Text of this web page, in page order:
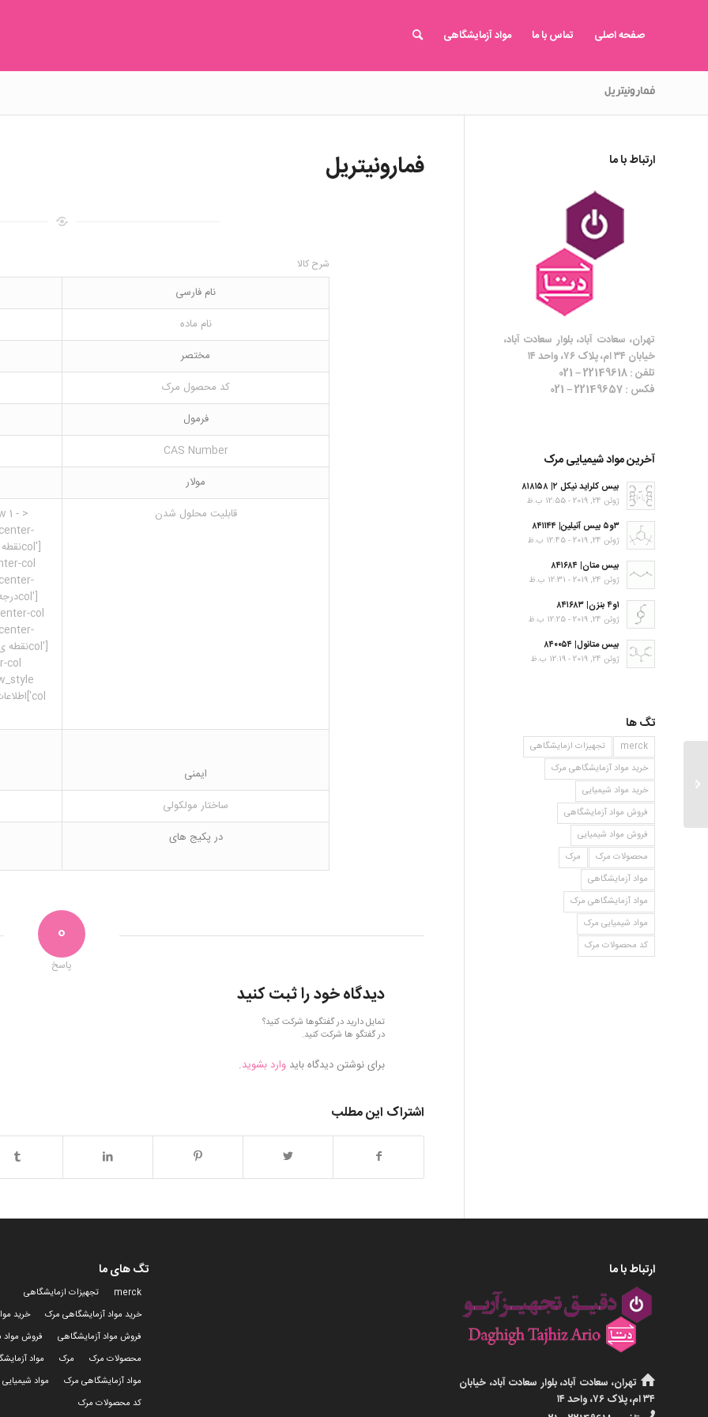
صفحه اصلی تماس با ما مواد آزمایشگاهی
فمارونیتریل
فمارونیتریل
شرح کالا
نام فارسی
نام ماده
مختصر
کد محصول مرک
فرمول
CAS Number
مولار
قابلیت محلول شدن
ایمنی
ساختار مولکولی
در پکیج های
0
پاسخ
دیدگاه خود را ثبت کنید
تمایل دارید در گفتگوها شرکت کنید؟
در گفتگو ها شرکت کنید.
برای نوشتن دیدگاه باید وارد بشوید.
اشتراک این مطلب
ارتباط با ما
تهران، سعادت آباد، بلوار سعادت آباد،
خیابان ۳۴ ام، پلاک ۷۶، واحد ۱۴
تلفن : 22149618 – 021
فکس : 22149657 – 021
آخرین مواد شیمیایی مرک
بیس کلراید نیکل ۲| ۸۱۸۱۵۸
ژوئن 24, 2019 - 12:55 ب.ظ
۳و۵ بیس آنیلین| ۸۴۱۱۴۴
ژوئن 24, 2019 - 12:45 ب.ظ
بیس متان| ۸۴۱۶۸۴
ژوئن 24, 2019 - 12:31 ب.ظ
۱و۴ بنزن| ۸۴۱۶۸۳
ژوئن 24, 2019 - 12:25 ب.ظ
بیس متانول| ۸۴۰۰۵۴
ژوئن 24, 2019 - 12:19 ب.ظ
تگ ها
merck
تجهیزات ازمایشگاهی
خرید مواد آزمایشگاهی مرک
خرید مواد شیمیایی
فروش مواد آزمایشگاهی
فروش مواد شیمیایی
محصولات مرک
مرک
مواد آزمایشگاهی
مواد آزمایشگاهی مرک
مواد شیمیایی مرک
کد محصولات مرک
ارتباط با ما
تهران، سعادت آباد، بلوار سعادت آباد، خیابان
۳۴ ام، پلاک ۷۶، واحد ۱۴
تگ های ما
merck
تجهیزات ازمایشگاهی
خرید مواد آزمایشگاهی مرک
خرید
فروش مواد آزمایشگاهی
فروش مواد
محصولات مرک
مرک
مواد
مواد آزمایشگاهی مرک
مواد
کد محصولات مرک
فرمیل کلراید